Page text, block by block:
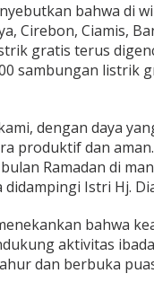
bahwa di
Cirebon, Ciamis,
gratis terus
sambungan listrik
dengan daya
produktif dan
Ramadan di
didampingi Istri Hj.
bahwa
aktivitas
dan berbuka